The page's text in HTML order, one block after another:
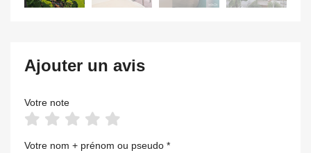
Ajouter un avis
Votre note
Votre nom + prénom ou pseudo *